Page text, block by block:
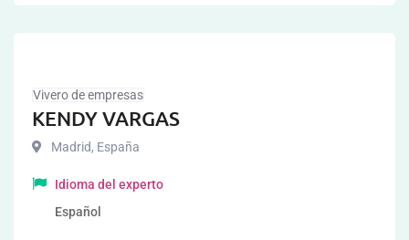
Vivero de empresas
KENDY VARGAS
Madrid, España
Idioma del experto
Español